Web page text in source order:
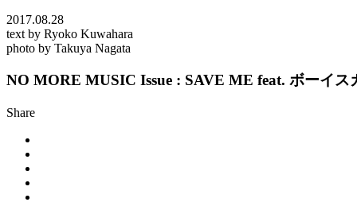
2017.08.28
text by Ryoko Kuwahara
photo by Takuya Nagata
NO MORE MUSIC Issue : SAVE ME feat. ボーイス
Share